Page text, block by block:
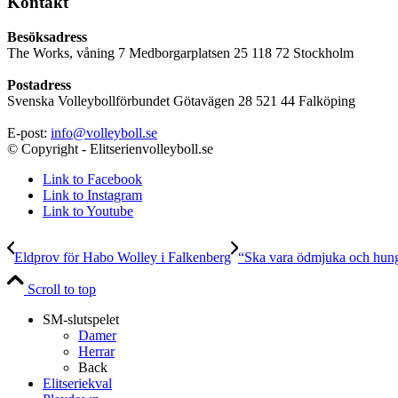
Besöksadress
The Works, våning 7 Medborgarplatsen 25 118 72 Stockholm
Postadress
Svenska Volleybollförbundet Götavägen 28 521 44 Falköping
E-post: info@volleyboll.se
© Copyright - Elitserienvolleyboll.se
Link to Facebook
Link to Instagram
Link to Youtube
Eldprov för Habo Wolley i Falkenberg “Ska vara ödmjuka och
Scroll to top
SM-slutspelet
Damer
Herrar
Back
Elitseriekval